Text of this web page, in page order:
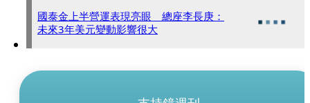
國泰金上半營運表現亮眼 總座李長庚：
未來3年美元變動影響很大